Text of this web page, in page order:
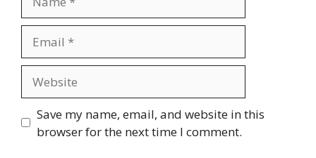
Save my name, email, and website in this
browser for the next time I comment.